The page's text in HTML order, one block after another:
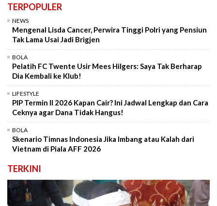
TERPOPULER
NEWS
Mengenal Lisda Cancer, Perwira Tinggi Polri yang Pensiun
Tak Lama Usai Jadi Brigjen
BOLA
Pelatih FC Twente Usir Mees Hilgers: Saya Tak Berharap
Dia Kembali ke Klub!
LIFESTYLE
PIP Termin II 2026 Kapan Cair? Ini Jadwal Lengkap dan Cara
Ceknya agar Dana Tidak Hangus!
BOLA
Skenario Timnas Indonesia Jika Imbang atau Kalah dari
Vietnam di Piala AFF 2026
TERKINI